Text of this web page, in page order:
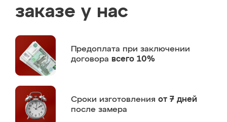
заказе у нас
Предоплата при заключении
договора всего 10%
Сроки изготовления от 7 дней
после замера